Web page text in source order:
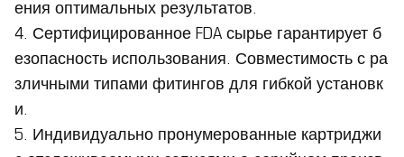
ения оптимальных результатов.
4. Сертифицированное FDA сырье гарантирует б
езопасность использования. Совместимость с ра
зличными типами фитингов для гибкой установк
и.
5. Индивидуально пронумерованные картриджи